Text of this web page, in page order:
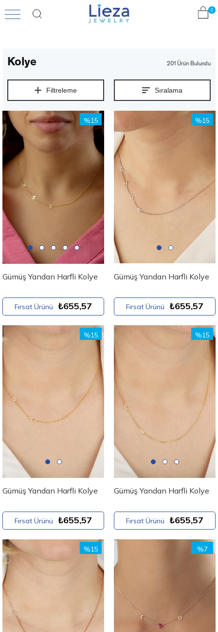
0
Kolye 201 Ürün
Filtreleme Sıralama
Gümüş Yandan Harfli Kolye
Fırsat Ürünü ₺655,57
%15
Gümüş Yandan Harfli Kolye
Fırsat Ürünü ₺655,57
%15
Gümüş Yandan Harfli Kolye
Fırsat Ürünü ₺655,57
%15
Gümüş Yandan Harfli Kolye
Fırsat Ürünü ₺655,57
%15
%15 %7